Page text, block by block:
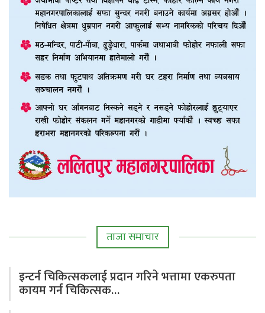
ताजा समाचार
इन्टर्न चिकित्सकलाई प्रदान गरिने भत्तामा एकरुपता
कायम गर्न चिकित्सक…